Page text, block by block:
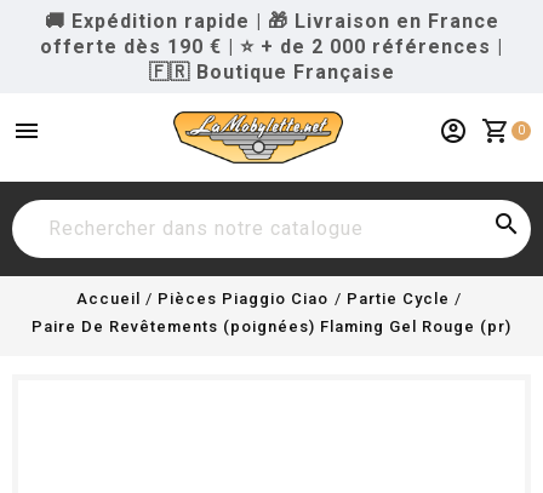
🚚 Expédition rapide | 🎁 Livraison en France
offerte dès 190 € | ⭐ + de 2 000 références |
🇫🇷 Boutique Française
menu shopping_cart 0
account_circle

Accueil Pièces Piaggio Ciao
Partie Cycle
Paire De Revêtements (poignées) Flaming Gel Rouge (pr)